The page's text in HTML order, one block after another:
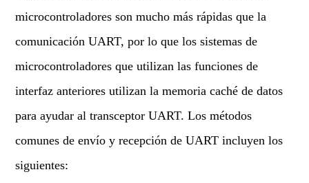
microcontroladores son mucho más rápidas que la
comunicación UART, por lo que los sistemas de
microcontroladores que utilizan las funciones de
interfaz anteriores utilizan la memoria caché de datos
para ayudar al transceptor UART. Los métodos
comunes de envío y recepción de UART incluyen los
siguientes: